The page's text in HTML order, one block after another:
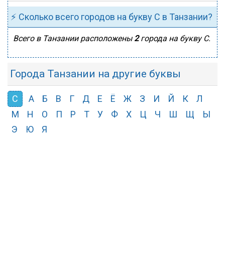
⚡ Сколько всего городов на букву С в Танзании?
Всего в Танзании расположены 2города на букву С.
Города Танзании на другие буквы
С А Б В Г Д Е Ё Ж З И Й К
Л
М
Н О П Р Т У Ф Х Ц Ч Ш Щ
Ы
Э
Ю Я